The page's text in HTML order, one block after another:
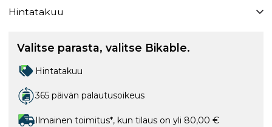
Hintatakuu
Valitse parasta, valitse Bikable.
Hintatakuu
365 päivän palautusoikeus
Ilmainen toimitus*, kun tilaus on yli 80,00 €